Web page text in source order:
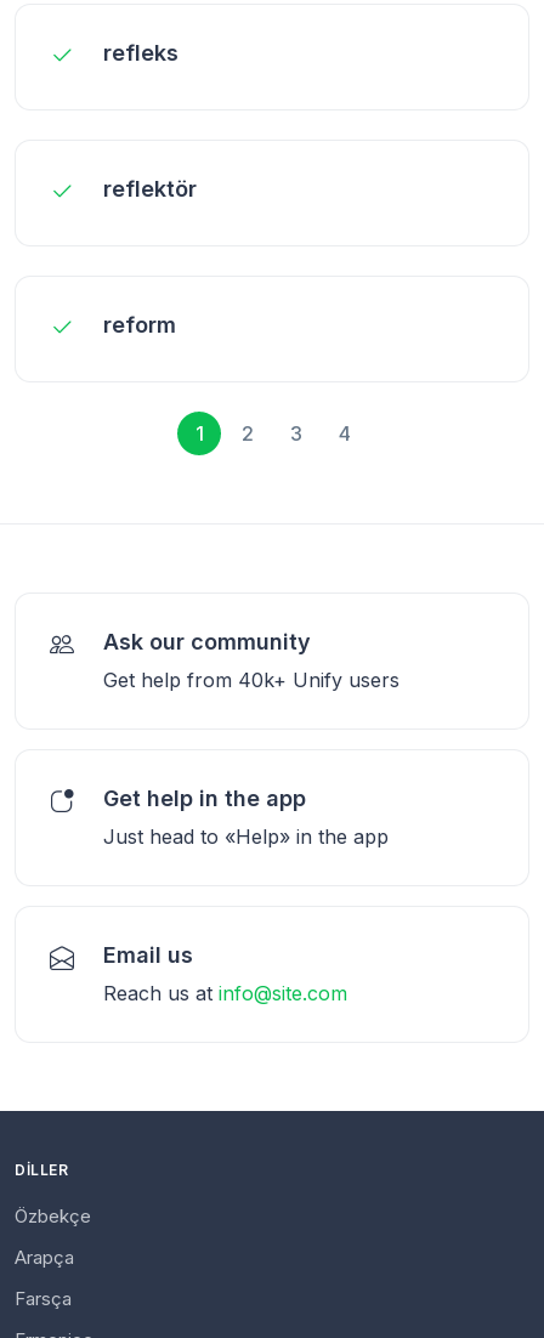
refleks
reflektör
reform
1 2 3 4
Ask our community
Get help from 40k+ Unify users
Get help in the app
Just head to «Help» in the app
Email us
Reach us at info@site.com
DILLER
Özbekçe
Arapça
Farsça